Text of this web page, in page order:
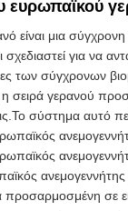
ευρωπαϊκού
είναι μια
για να
των σύγχρονων
σειρά γερανού
σύστημα αυτό
ανεμογεννήτης
προσαρμοσμένη σε